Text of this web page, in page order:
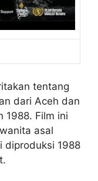
tentang
dari Aceh dan
1988. Film ini
asal
diproduksi 1988